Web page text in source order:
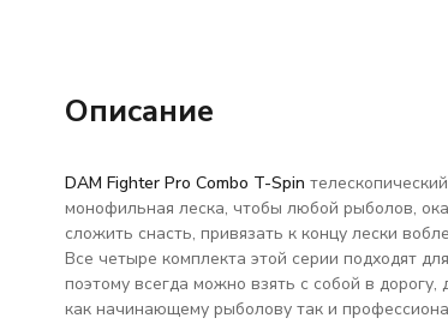
Описание
DAM Fighter Pro Combo T-Spin
монофильная леска, чтобы любой рыболов,
сложить снасть, привязать к концу лески
Все четыре комплекта этой серии подходят
поэтому всегда можно взять с собой в
как начинающему рыболову так и